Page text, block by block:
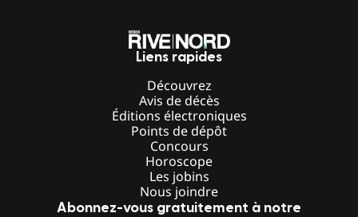
Liens rapides
Découvrez
Avis de décès
Éditions électroniques
Points de dépôt
Concours
Horoscope
Les jobins
Nous joindre
Abonnez-vous gratuitement à notre